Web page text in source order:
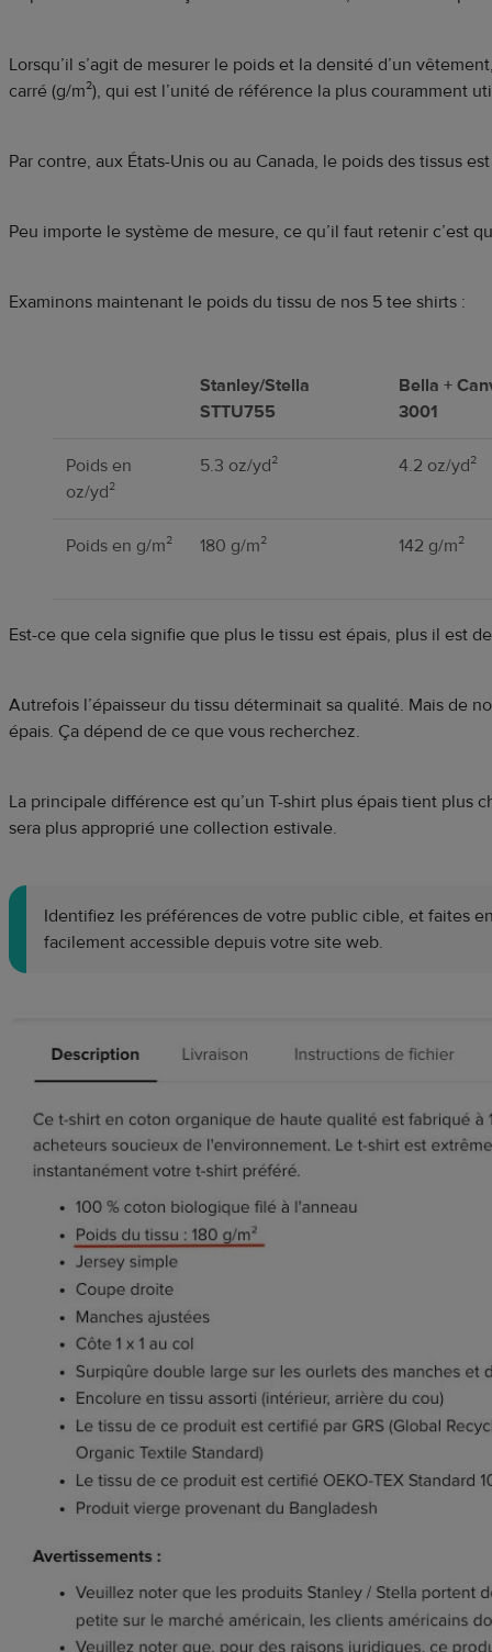
Lorsqu’il s’agit de mesurer le poids et la densité d’un
carré (g/m²), qui est l’unité de référence la plus couramment
Par contre, aux États-Unis ou au Canada, le poids des tissus
Peu importe le système de mesure, ce qu’il faut retenir c’est
Examinons maintenant le poids du tissu de nos 5 tee shirts :
Stanley/Stella
STTU755
Bella +
3001
Poids en
oz/yd²
5.3 oz/yd² 4.2 oz/yd²
Poids en g/m² 180 g/m² 142 g/m²
Est-ce que cela signifie que plus le tissu est épais, plus il est
Autrefois l’épaisseur du tissu déterminait sa qualité. Mais de
épais. Ça dépend de ce que vous recherchez.
La principale différence est qu’un T-shirt plus épais tient plus
sera plus approprié une collection estivale.
Identifiez les préférences de votre public cible, et faites
facilement accessible depuis votre site web.